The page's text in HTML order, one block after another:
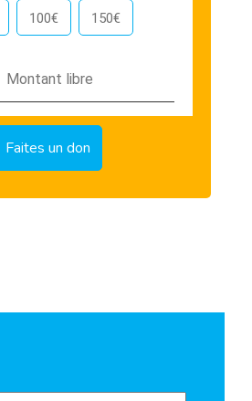
100€ 150€